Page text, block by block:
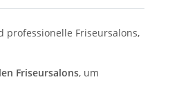
professionelle Friseursalons,
Friseursalons, um